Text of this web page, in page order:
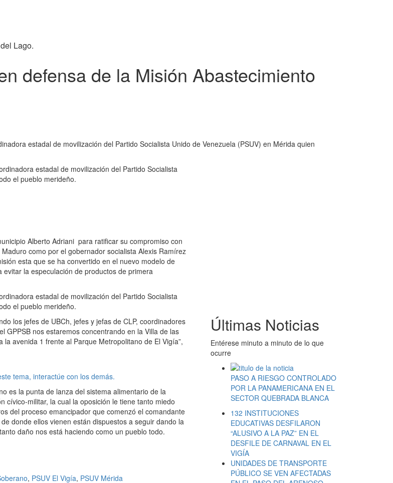
Lago.
defensa de la Misión Abastecimiento
estadal de movilización del Partido Socialista Unido de Venezuela (PSUV) en Mérida quien
estadal de movilización del Partido Socialista
el pueblo merideño.
Alberto Adriani para ratificar su compromiso con
como por el gobernador socialista Alexis Ramírez
esta que se ha convertido en el nuevo modelo de
la especulación de productos de primera
estadal de movilización del Partido Socialista
el pueblo merideño.
los jefes de UBCh, jefes y jefas de CLP, coordinadores
GPPSB nos estaremos concentrando en la Villa de las
avenida 1 frente al Parque Metropolitano de El Vigía”,
tema, interactúe con los demás.
es la punta de lanza del sistema alimentario de la
cívico-militar, la cual la oposición le tiene tanto miedo
del proceso emancipador que comenzó el comandante
donde ellos vienen están dispuestos a seguir dando la
daño nos está haciendo como un pueblo todo.
, PSUV El Vigía, PSUV Mérida
Últimas Noticias
Entérese minuto a minuto de lo que
ocurre
PASO A RIESGO CONTROLADO
POR LA PANAMERICANA EN EL
SECTOR QUEBRADA BLANCA
132 INSTITUCIONES
EDUCATIVAS DESFILARON
“ALUSIVO A LA PAZ” EN EL
DESFILE DE CARNAVAL EN EL
VIGÍA
UNIDADES DE TRANSPORTE
PÚBLICO SE VEN AFECTADAS